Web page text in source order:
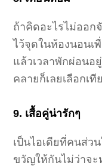
ถ้าคิดอะไรไม่ออก
ไว้จุดในห้องนอนเ
แล้วเวลาพักผ่อน
คลายก็เลยเลือกเ
9. เสื้อคู่น่ารักๆ
เป็นไอเดียที่คนส่ว
ขวัญให้กันไม่ว่าจะ